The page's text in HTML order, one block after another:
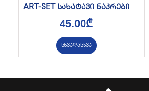
ART-SET სახატავი ნაკრები
45.00₾
სხვადასხვა